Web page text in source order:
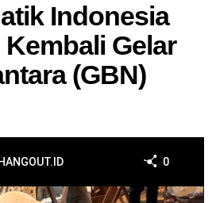
Indonesia
Gelar
(GBN)
HANGOUT.ID 0